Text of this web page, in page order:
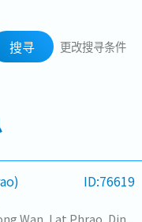
团CEO致辞
搜寻 更改搜寻条件
ID:76619
Changwattana - Ngam Wong Wan, Lat Phrao, Din Daeng/Vibhavadi/Don Muang, Sai Mai, Lak Si